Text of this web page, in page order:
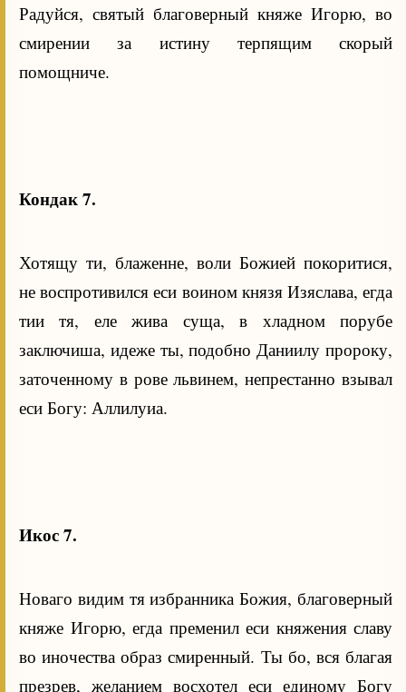
Радуйся, святый благоверный княже Игорю, во
смирении за истину терпящим скорый
помощниче.
Кондак 7.
Хотящу ти, блаженне, воли Божией покоритися,
не воспротивился еси воином князя Изяслава, егда
тии тя, еле жива суща, в хладном порубе
заключиша, идеже ты, подобно Даниилу пророку,
заточенному в рове львинем, непрестанно взывал
еси Богу: Аллилуиа.
Икос 7.
Новаго видим тя избранника Божия, благоверный
княже Игорю, егда пременил еси княжения славу
во иночества образ смиренный. Ты бо, вся благая
презрев, желанием восхотел еси единому Богу